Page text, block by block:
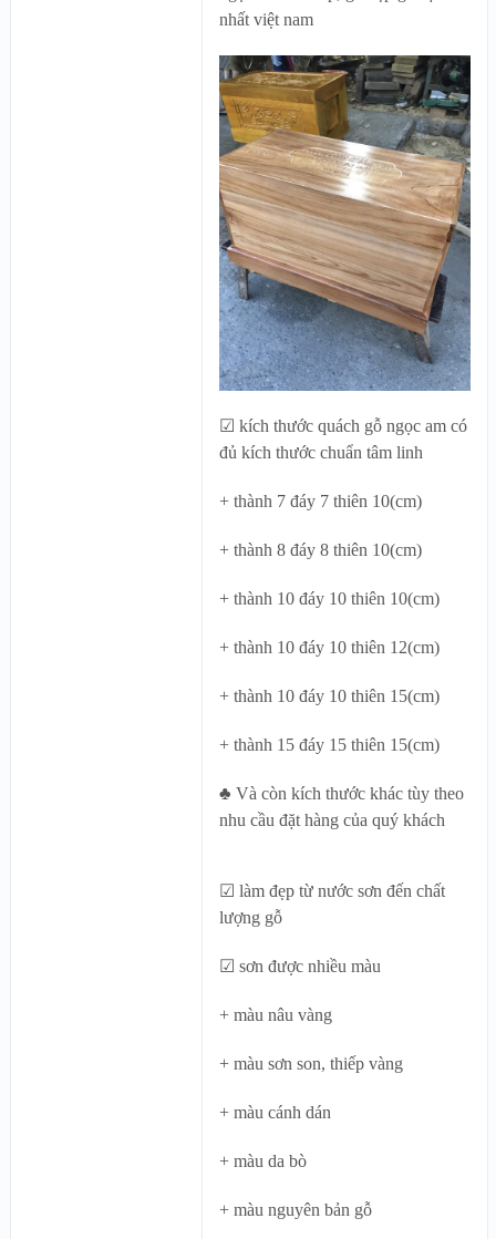
nhất việt nam
☑ kích thước quách gỗ ngọc am có
đủ kích thước chuẩn tâm linh
+ thành 7 đáy 7 thiên 10(cm)
+ thành 8 đáy 8 thiên 10(cm)
+ thành 10 đáy 10 thiên 10(cm)
+ thành 10 đáy 10 thiên 12(cm)
+ thành 10 đáy 10 thiên 15(cm)
+ thành 15 đáy 15 thiên 15(cm)
♣ Và còn kích thước khác tùy theo
nhu cầu đặt hàng của quý khách
☑ làm đẹp từ nước sơn đến chất
lượng gỗ
☑ sơn được nhiều màu
+ màu nâu vàng
+ màu sơn son, thiếp vàng
+ màu cánh dán
+ màu da bò
+ màu nguyên bản gỗ